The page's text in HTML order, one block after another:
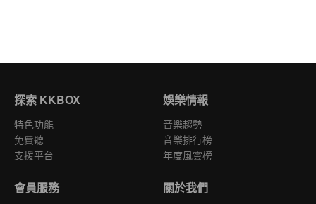
探索 KKBOX
特色功能
免費聽
支援平台
娛樂情報
音樂趨勢
音樂排行榜
年度風雲榜
會員服務 關於我們